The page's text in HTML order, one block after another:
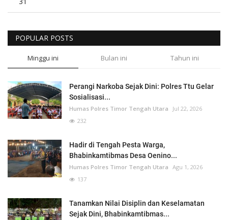
POPULAR POSTS
Minggu ini Bulan ini Tahun ini
Perangi Narkoba Sejak Dini: Polres Ttu Gelar
Sosialisasi...
Humas Polres Timor Tengah Utara
Jul 22, 2026
232
Hadir di Tengah Pesta Warga,
Bhabinkamtibmas Desa Oenino...
Humas Polres Timor Tengah Utara Agu 1, 2026
137
Tanamkan Nilai Disiplin dan Keselamatan
Sejak Dini, Bhabinkamtibmas...